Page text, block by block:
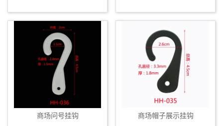
商场问号挂钩 商场帽子展示挂钩